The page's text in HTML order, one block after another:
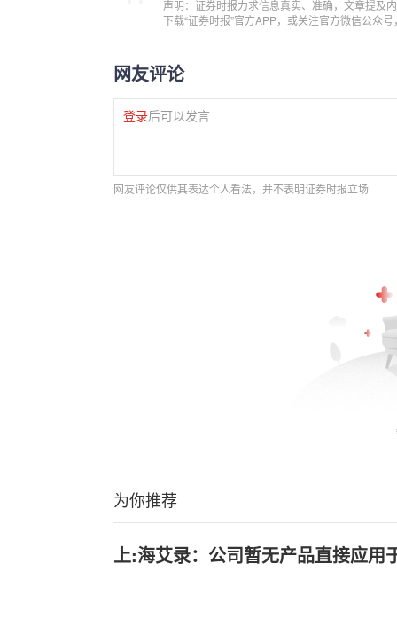
声明：证券时报力求信息真实、准确，文章提及
下载“证券时报”官方APP，或关注官方微信公众
网友评论
登录后可以发言
网友评论仅供其表达个人看法，并不表明证券时报立场
为你推荐
上:海艾录：公司暂无产品直接应用